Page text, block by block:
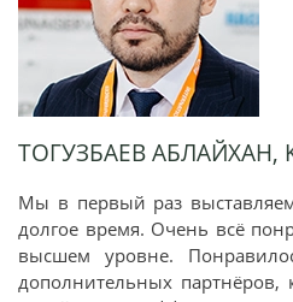
ТОГУЗБАЕВ АБЛАЙХАН,
Мы в первый раз
долгое время. Очень всё
высшем уровне.
дополнительных партнёров,